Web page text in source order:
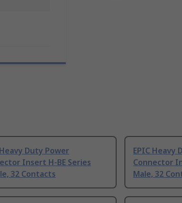
Duty Power
Insert H-BE Series
32 Contacts
EPIC Heavy
Connector
Male, 32